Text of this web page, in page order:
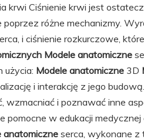
krwi Ciśnienie krwi jest
różne mechanizmy.
i ciśnienie rozkurczowe,
Modele anatomiczne
użycia: Modele anatomiczne 3D
i interakcję z jego
wzmacniać i poznawać inne
pomocne w edukacji medycznej
anatomiczne serca, wykonane z